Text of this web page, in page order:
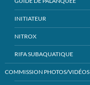
INITIATEUR
NITROX
RIFA SUBAQUATIQUE
COMMISSION PHOTOS/VIDÉOS